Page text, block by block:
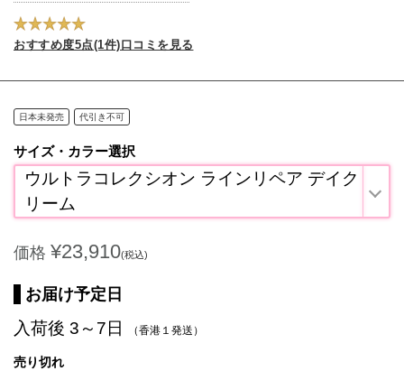
おすすめ度5点(1件)口コミを見る
日本未発売 代引き不可
サイズ・カラー選択
ウルトラコレクシオン ラインリペア デイク
リーム
価格 ¥23,910(税込)
お届け予定日
入荷後 3～7日 （香港１発送）
売り切れ